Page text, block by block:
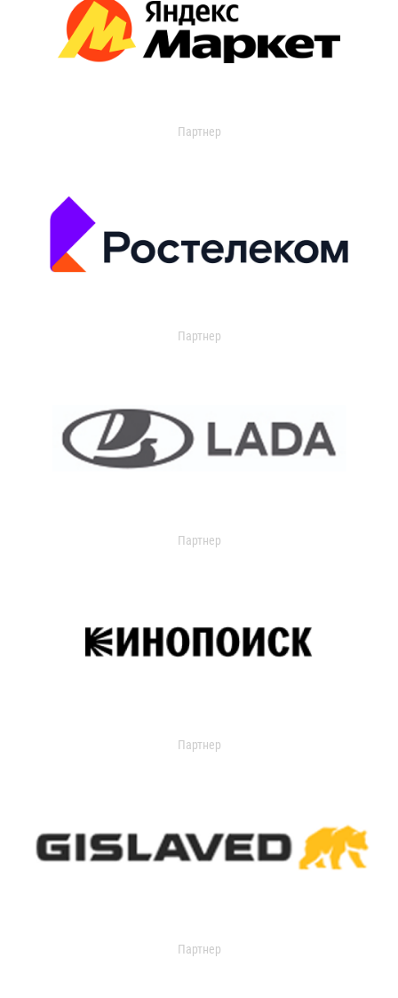
Партнер
Партнер
Партнер
Партнер
Партнер